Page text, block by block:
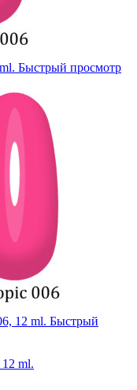
Быстрый просмотр
Быстрый
ml.